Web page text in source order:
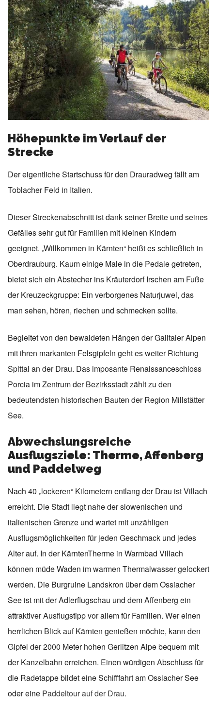
Höhepunkte im Verlauf der
Strecke
Der eigentliche Startschuss für den Drauradweg fällt am
Toblacher Feld in Italien.
Dieser Streckenabschnitt ist dank seiner Breite und seines
Gefälles sehr gut für Familien mit kleinen Kindern
geeignet. „Willkommen in Kärnten“ heißt es schließlich in
Oberdrauburg. Kaum einige Male in die Pedale getreten,
bietet sich ein Abstecher ins Kräuterdorf Irschen am Fuße
der Kreuzeckgruppe: Ein verborgenes Naturjuwel, das
man sehen, hören, riechen und schmecken sollte.
Begleitet von den bewaldeten Hängen der Gailtaler Alpen
mit ihren markanten Felsgipfeln geht es weiter Richtung
Spittal an der Drau. Das imposante Renaissanceschloss
Porcia im Zentrum der Bezirksstadt zählt zu den
bedeutendsten historischen Bauten der Region Millstätter
See.
Abwechslungsreiche
Ausflugsziele: Therme, Affenberg
und Paddelweg
Nach 40 „lockeren“ Kilometern entlang der Drau ist Villach
erreicht. Die Stadt liegt nahe der slowenischen und
italienischen Grenze und wartet mit unzähligen
Ausflugsmöglichkeiten für jeden Geschmack und jedes
Alter auf. In der KärntenTherme in Warmbad Villach
können müde Waden im warmen Thermalwasser gelockert
werden. Die Burgruine Landskron über dem Ossiacher
See ist mit der Adlerflugschau und dem Affenberg ein
attraktiver Ausflugstipp vor allem für Familien. Wer einen
herrlichen Blick auf Kärnten genießen möchte, kann den
Gipfel der 2000 Meter hohen Gerlitzen Alpe bequem mit
der Kanzelbahn erreichen. Einen würdigen Abschluss für
die Radetappe bildet eine Schifffahrt am Ossiacher See
oder eine Paddeltour auf der Drau.